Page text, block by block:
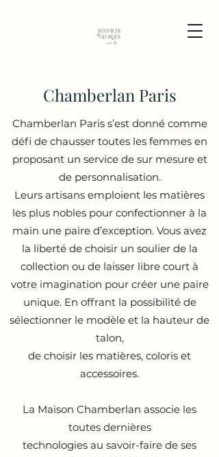
Chamberlan Paris
Chamberlan Paris s’est donné comme
défi de chausser toutes les femmes en
proposant un service de sur mesure et
de personnalisation.
Leurs artisans emploient les matières
les plus nobles pour confectionner à la
main une paire d’exception. Vous avez
la liberté de choisir un soulier de la
collection ou de laisser libre court à
votre imagination pour créer une paire
unique. En offrant la possibilité de
sélectionner le modèle et la hauteur de
talon,
de choisir les matières, coloris et
accessoires.
La Maison Chamberlan associe les
toutes dernières
technologies au savoir-faire de ses